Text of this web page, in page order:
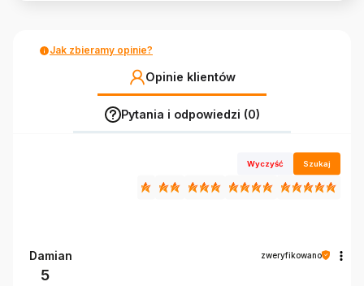
Jak zbieramy opinie?
Opinie klientów
Pytania i odpowiedzi (0)
Wyczyść Szukaj
Damian zweryfikowano
5